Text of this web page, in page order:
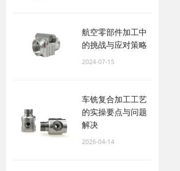
航空零部件加工中
的挑战与应对策略
2024-07-15
车铣复合加工工艺
的实操要点与问题
解决
2026-04-14